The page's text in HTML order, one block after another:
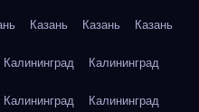
Казань Казань Казань
Калининград Калининград
Калининград Калининград